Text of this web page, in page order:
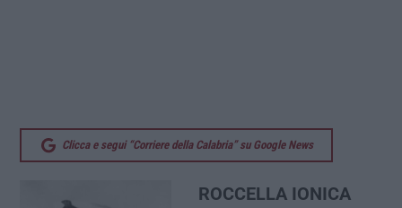
Clicca e segui “Corriere della Calabria” su Google News
ROCCELLA IONICA